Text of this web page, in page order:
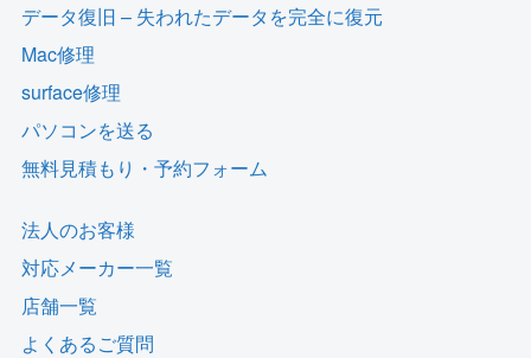
データ復旧 – 失われたデータを完全に復元
Mac修理
surface修理
パソコンを送る
無料見積もり・予約フォーム
法人のお客様
対応メーカー一覧
店舗一覧
よくあるご質問